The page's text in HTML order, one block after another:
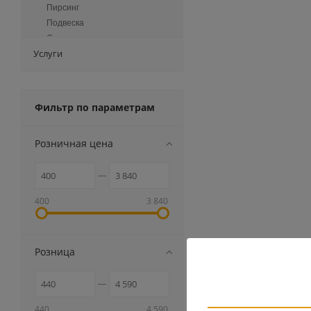
Пирсинг
Подвеска
Сувениры
Зажимы для галстука
Каучук
Услуги
Фильтр по параметрам
Розничная цена
400 3 840
Розница